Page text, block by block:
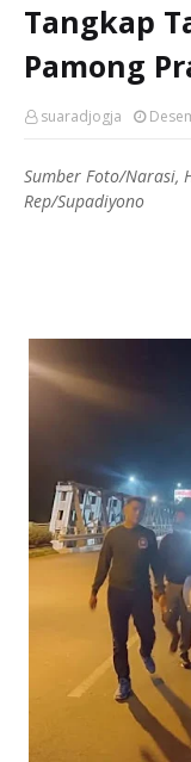
Tangkap
Pamong
suaradjogja
Sumber Foto/Narasi,
Rep/Supadiyono